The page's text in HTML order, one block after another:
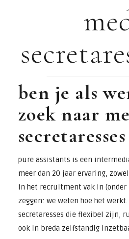
&
ben je als
zoek naar
pure assistants is een
meer dan 20 jaar ervaring,
in het recruitment vak in
zeggen: we weten hoe het
secretaresses die flexibel zijn,
ook in breda zelfstandig